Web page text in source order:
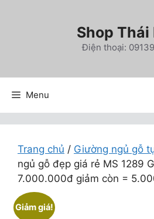
Shop Thái
Điện thoại:
Menu
Trang chủ / Giường ngủ gỗ
ngủ gỗ đẹp giá rẻ MS 1289
7.000.000đ giảm còn =
Giảm giá!